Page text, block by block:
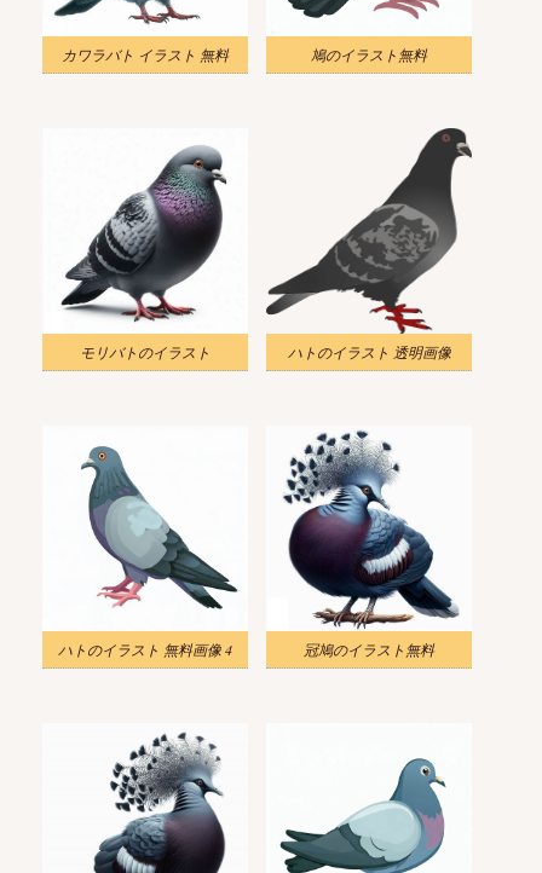
カワラバト イラスト 無料 鳩のイラスト無料
モリバトのイラスト ハトのイラスト 透明画像
ハトのイラスト 無料画像 4 冠鳩のイラスト無料